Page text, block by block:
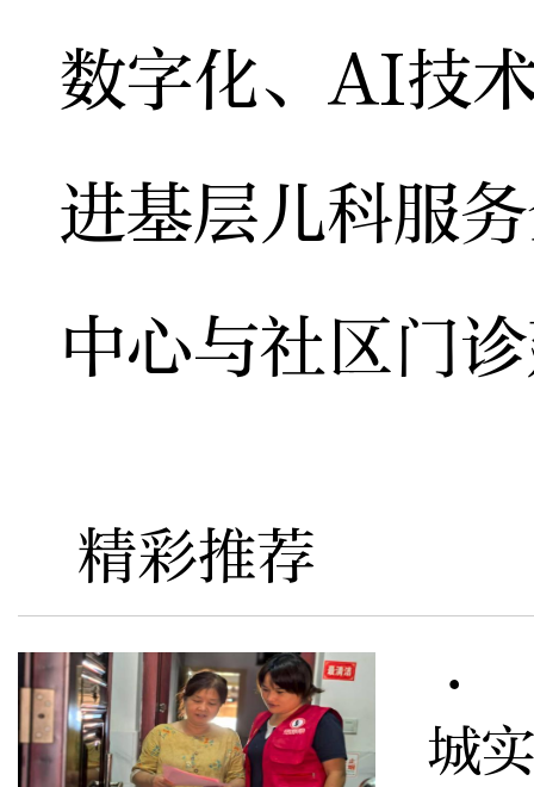
数字化、AI技
进基层儿科服
中心与社区门
精彩推荐
·
城